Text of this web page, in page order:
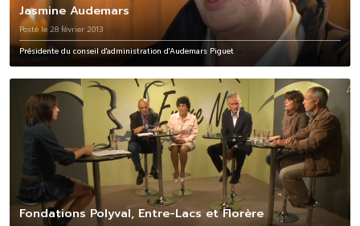
Jasmine Audemars
Posté le 28 février 2013
Présidente du conseil d'administration d'Audemars Piguet
Fondations Polyval, Entre-Lacs et Florère